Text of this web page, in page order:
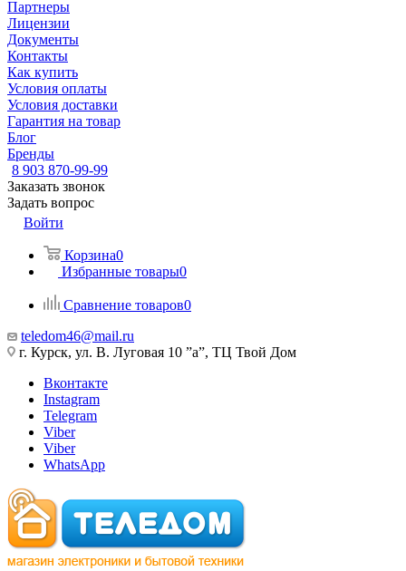
Партнеры
Лицензии
Документы
Контакты
Как купить
Условия оплаты
Условия доставки
Гарантия на товар
Блог
Бренды
8 903 870-99-99
Заказать звонок
Задать вопрос
Войти
Корзина0
Избранные товары0
Сравнение товаров0
teledom46@mail.ru
г. Курск, ул. В. Луговая 10 ”а”, ТЦ Твой Дом
Вконтакте
Instagram
Telegram
Viber
Viber
WhatsApp